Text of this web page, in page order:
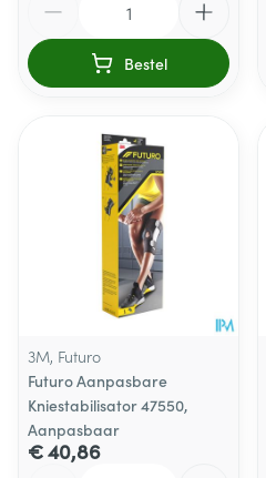
Bestel
3M, Futuro
Futuro Aanpasbare
Kniestabilisator 47550,
Aanpasbaar
€ 40,86